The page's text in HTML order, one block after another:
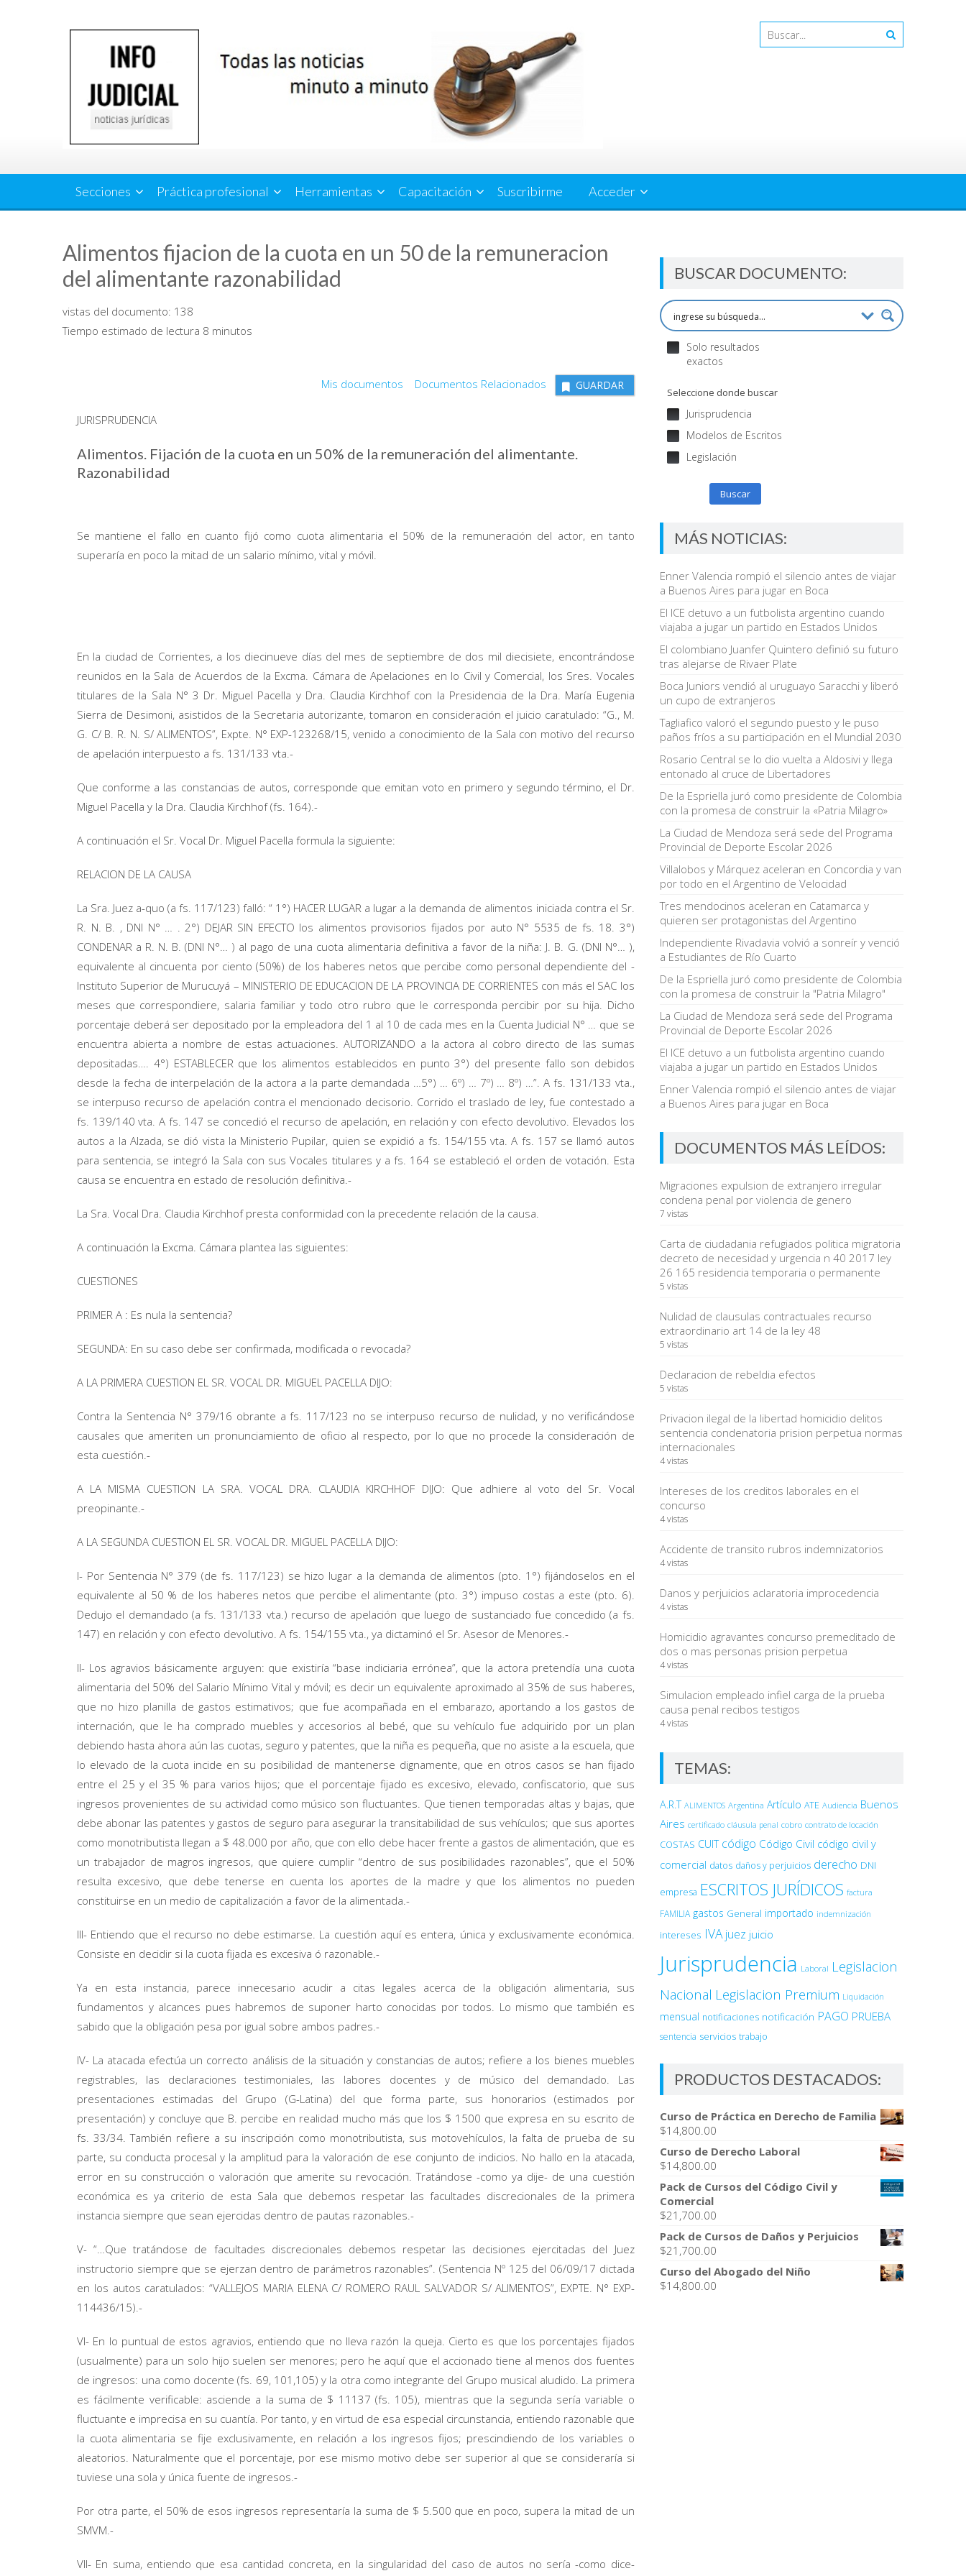
Secciones Práctica profesional Herramientas Capacitación Suscribirme Acceder
Alimentos fijacion de la cuota en un 50 de la remuneracion
del alimentante razonabilidad
vistas del documento: 138
Tiempo estimado de lectura 8 minutos
Mis documentos Documentos Relacionados GUARDAR
JURISPRUDENCIA
Alimentos. Fijación de la cuota en un 50% de la remuneración del alimentante.
Razonabilidad
Se mantiene el fallo en cuanto fijó como cuota alimentaria el 50% de la remuneración del actor, en tanto
superaría en poco la mitad de un salario mínimo, vital y móvil.
En la ciudad de Corrientes, a los diecinueve días del mes de septiembre de dos mil diecisiete, encontrándose
reunidos en la Sala de Acuerdos de la Excma. Cámara de Apelaciones en lo Civil y Comercial, los Sres. Vocales
titulares de la Sala N° 3 Dr. Miguel Pacella y Dra. Claudia Kirchhof con la Presidencia de la Dra. María Eugenia
Sierra de Desimoni, asistidos de la Secretaria autorizante, tomaron en consideración el juicio caratulado: “G., M.
G. C/ B. R. N. S/ ALIMENTOS”, Expte. N° EXP-123268/15, venido a conocimiento de la Sala con motivo del recurso
de apelación interpuesto a fs. 131/133 vta.-
Que conforme a las constancias de autos, corresponde que emitan voto en primero y segundo término, el Dr.
Miguel Pacella y la Dra. Claudia Kirchhof (fs. 164).-
A continuación el Sr. Vocal Dr. Miguel Pacella formula la siguiente:
RELACION DE LA CAUSA
La Sra. Juez a-quo (a fs. 117/123) falló: “ 1°) HACER LUGAR a lugar a la demanda de alimentos iniciada contra el Sr.
R. N. B. , DNI N° … . 2°) DEJAR SIN EFECTO los alimentos provisorios fijados por auto N° 5535 de fs. 18. 3°)
CONDENAR a R. N. B. (DNI N°… ) al pago de una cuota alimentaria definitiva a favor de la niña: J. B. G. (DNI N°… ),
equivalente al cincuenta por ciento (50%) de los haberes netos que percibe como personal dependiente del -
Instituto Superior de Murucuyá – MINISTERIO DE EDUCACION DE LA PROVINCIA DE CORRIENTES con más el SAC los
meses que correspondiere, salaria familiar y todo otro rubro que le corresponda percibir por su hija. Dicho
porcentaje deberá ser depositado por la empleadora del 1 al 10 de cada mes en la Cuenta Judicial N° … que se
encuentra abierta a nombre de estas actuaciones. AUTORIZANDO a la actora al cobro directo de las sumas
depositadas…. 4°) ESTABLECER que los alimentos establecidos en punto 3°) del presente fallo son debidos
desde la fecha de interpelación de la actora a la parte demandada …5°) … 6º) … 7º) … 8º) …”. A fs. 131/133 vta.,
se interpuso recurso de apelación contra el mencionado decisorio. Corrido el traslado de ley, fue contestado a
fs. 139/140 vta. A fs. 147 se concedió el recurso de apelación, en relación y con efecto devolutivo. Elevados los
autos a la Alzada, se dió vista la Ministerio Pupilar, quien se expidió a fs. 154/155 vta. A fs. 157 se llamó autos
para sentencia, se integró la Sala con sus Vocales titulares y a fs. 164 se estableció el orden de votación. Esta
causa se encuentra en estado de resolución definitiva.-
La Sra. Vocal Dra. Claudia Kirchhof presta conformidad con la precedente relación de la causa.
A continuación la Excma. Cámara plantea las siguientes:
CUESTIONES
PRIMER A : Es nula la sentencia?
SEGUNDA: En su caso debe ser confirmada, modificada o revocada?
A LA PRIMERA CUESTION EL SR. VOCAL DR. MIGUEL PACELLA DIJO:
Contra la Sentencia N° 379/16 obrante a fs. 117/123 no se interpuso recurso de nulidad, y no verificándose
causales que ameriten un pronunciamiento de oficio al respecto, por lo que no procede la consideración de
esta cuestión.-
A LA MISMA CUESTION LA SRA. VOCAL DRA. CLAUDIA KIRCHHOF DIJO: Que adhiere al voto del Sr. Vocal
preopinante.-
A LA SEGUNDA CUESTION EL SR. VOCAL DR. MIGUEL PACELLA DIJO:
I- Por Sentencia N° 379 (de fs. 117/123) se hizo lugar a la demanda de alimentos (pto. 1°) fijándoselos en el
equivalente al 50 % de los haberes netos que percibe el alimentante (pto. 3°) impuso costas a este (pto. 6).
Dedujo el demandado (a fs. 131/133 vta.) recurso de apelación que luego de sustanciado fue concedido (a fs.
147) en relación y con efecto devolutivo. A fs. 154/155 vta., ya dictaminó el Sr. Asesor de Menores.-
II- Los agravios básicamente arguyen: que existiría “base indiciaria errónea”, que la actora pretendía una cuota
alimentaria del 50% del Salario Mínimo Vital y móvil; es decir un equivalente aproximado al 35% de sus haberes,
que no hizo planilla de gastos estimativos; que fue acompañada en el embarazo, aportando a los gastos de
internación, que le ha comprado muebles y accesorios al bebé, que su vehículo fue adquirido por un plan
debiendo hasta ahora aún las cuotas, seguro y patentes, que la niña es pequeña, que no asiste a la escuela, que
lo elevado de la cuota incide en su posibilidad de mantenerse dignamente, que en otros casos se han fijado
entre el 25 y el 35 % para varios hijos; que el porcentaje fijado es excesivo, elevado, confiscatorio, que sus
ingresos provenientes de su actividad como músico son fluctuantes. Que tienen temporadas altas y bajas, que
debe abonar las patentes y gastos de seguro para asegurar la transitabilidad de sus vehículos; que sus aportes
como monotributista llegan a $ 48.000 por año, que con ello debe hacer frente a gastos de alimentación, que es
un trabajador de magros ingresos, que quiere cumplir “dentro de sus posibilidades razonables”, que el 50%
resulta excesivo, que debe tenerse en cuenta los aportes de la madre y que los alimentos no pueden
constituirse en un medio de capitalización a favor de la alimentada.-
III- Entiendo que el recurso no debe estimarse. La cuestión aquí es entera, única y exclusivamente económica.
Consiste en decidir si la cuota fijada es excesiva ó razonable.-
Ya en esta instancia, parece innecesario acudir a citas legales acerca de la obligación alimentaria, sus
fundamentos y alcances pues habremos de suponer harto conocidas por todos. Lo mismo que también es
sabido que la obligación pesa por igual sobre ambos padres.-
IV- La atacada efectúa un correcto análisis de la situación y constancias de autos; refiere a los bienes muebles
registrables, las declaraciones testimoniales, las labores docentes y de músico del demandado. Las
presentaciones estimadas del Grupo (G-Latina) del que forma parte, sus honorarios (estimados por
presentación) y concluye que B. percibe en realidad mucho más que los $ 1500 que expresa en su escrito de
fs. 33/34. También refiere a su inscripción como monotributista, sus motovehículos, la falta de prueba de su
parte, su conducta procesal y la amplitud para la valoración de ese conjunto de indicios. No hallo en la atacada,
error en su construcción o valoración que amerite su revocación. Tratándose -como ya dije- de una cuestión
económica es ya criterio de esta Sala que debemos respetar las facultades discrecionales de la primera
instancia siempre que sean ejercidas dentro de pautas razonables.-
V- “…Que tratándose de facultades discrecionales debemos respetar las decisiones ejercitadas del Juez
instructorio siempre que se ejerzan dentro de parámetros razonables”. (Sentencia Nº 125 del 06/09/17 dictada
en los autos caratulados: “VALLEJOS MARIA ELENA C/ ROMERO RAUL SALVADOR S/ ALIMENTOS”, EXPTE. N° EXP-
114436/15).-
VI- En lo puntual de estos agravios, entiendo que no lleva razón la queja. Cierto es que los porcentajes fijados
(usualmente) para un solo hijo suelen ser menores; pero he aquí que el accionado tiene al menos dos fuentes
de ingresos: una como docente (fs. 69, 101,105) y la otra como integrante del Grupo musical aludido. La primera
es fácilmente verificable: asciende a la suma de $ 11137 (fs. 105), mientras que la segunda sería variable o
fluctuante e imprecisa en su cuantía. Por tanto, y en virtud de esa especial circunstancia, entiendo razonable que
la cuota alimentaria se fije exclusivamente, en relación a los ingresos fijos; prescindiendo de los variables o
aleatorios. Naturalmente que el porcentaje, por ese mismo motivo debe ser superior al que se consideraría si
tuviese una sola y única fuente de ingresos.-
Por otra parte, el 50% de esos ingresos representaría la suma de $ 5.500 que en poco, supera la mitad de un
SMVM.-
VII- En suma, entiendo que esa cantidad concreta, en la singularidad del caso de autos no sería -como dice-
BUSCAR DOCUMENTO:
Solo resultados
exactos
Seleccione donde buscar
Jurisprudencia
Modelos de Escritos
Legislación
Buscar
MÁS NOTICIAS:
Enner Valencia rompió el silencio antes de viajar
a Buenos Aires para jugar en Boca
El ICE detuvo a un futbolista argentino cuando
viajaba a jugar un partido en Estados Unidos
El colombiano Juanfer Quintero definió su futuro
tras alejarse de Rivaer Plate
Boca Juniors vendió al uruguayo Saracchi y liberó
un cupo de extranjeros
Tagliafico valoró el segundo puesto y le puso
paños fríos a su participación en el Mundial 2030
Rosario Central se lo dio vuelta a Aldosivi y llega
entonado al cruce de Libertadores
De la Espriella juró como presidente de Colombia
con la promesa de construir la «Patria Milagro»
La Ciudad de Mendoza será sede del Programa
Provincial de Deporte Escolar 2026
Villalobos y Márquez aceleran en Concordia y van
por todo en el Argentino de Velocidad
Tres mendocinos aceleran en Catamarca y
quieren ser protagonistas del Argentino
Independiente Rivadavia volvió a sonreír y venció
a Estudiantes de Río Cuarto
De la Espriella juró como presidente de Colombia
con la promesa de construir la "Patria Milagro"
La Ciudad de Mendoza será sede del Programa
Provincial de Deporte Escolar 2026
El ICE detuvo a un futbolista argentino cuando
viajaba a jugar un partido en Estados Unidos
Enner Valencia rompió el silencio antes de viajar
a Buenos Aires para jugar en Boca
DOCUMENTOS MÁS LEÍDOS:
Migraciones expulsion de extranjero irregular
condena penal por violencia de genero
7 vistas
Carta de ciudadania refugiados politica migratoria
decreto de necesidad y urgencia n 40 2017 ley
26 165 residencia temporaria o permanente
5 vistas
Nulidad de clausulas contractuales recurso
extraordinario art 14 de la ley 48
5 vistas
Declaracion de rebeldia efectos
5 vistas
Privacion ilegal de la libertad homicidio delitos
sentencia condenatoria prision perpetua normas
internacionales
4 vistas
Intereses de los creditos laborales en el
concurso
4 vistas
Accidente de transito rubros indemnizatorios
4 vistas
Danos y perjuicios aclaratoria improcedencia
4 vistas
Homicidio agravantes concurso premeditado de
dos o mas personas prision perpetua
4 vistas
Simulacion empleado infiel carga de la prueba
causa penal recibos testigos
4 vistas
TEMAS:
A.R.T ALIMENTOS Argentina Artículo ATE Audiencia Buenos
Aires certificado cláusula penal cobro contrato de locación
COSTAS CUIT código Código Civil código civil y
comercial datos daños y perjuicios derecho DNI
empresa ESCRITOS JURÍDICOS factura
FAMILIA gastos General importado indemnización
intereses IVA juez juicio
Jurisprudencia Laboral Legislacion
Nacional Legislacion Premium Liquidación
mensual notificaciones notificación PAGO PRUEBA
sentencia servicios trabajo
PRODUCTOS DESTACADOS:
Curso de Práctica en Derecho de Familia
$14,800.00
Curso de Derecho Laboral
$14,800.00
Pack de Cursos del Código Civil y
Comercial
$21,700.00
Pack de Cursos de Daños y Perjuicios
$21,700.00
Curso del Abogado del Niño
$14,800.00